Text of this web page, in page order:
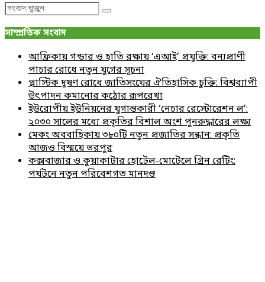
Search
Search
সাম্প্রতিক সংবাদ
আফ্রিকায় গন্ডার ও হাতি রক্ষায় ‘এআই’ প্রযুক্তি: বন্যপ্রাণী
পাচার রোধে নতুন যুগের সূচনা
প্লাস্টিক দূষণ রোধে জাতিসংঘের ঐতিহাসিক চুক্তি: বিশ্বব্যাপী
উৎপাদন কমানোর কঠোর রূপরেখা
ইউরোপীয় ইউনিয়নের যুগান্তকারী ‘নেচার রেস্টোরেশন ল’:
২০৩০ সালের মধ্যে প্রকৃতির বিশাল অংশ পুনরুদ্ধারের লক্ষ্য
মেকং অববাহিকায় ৩৮০টি নতুন প্রজাতির সন্ধান: প্রকৃতি
আজও বিস্ময়ে ভরপুর
কক্সবাজার ও কুয়াকাটার হোটেল-মোটেলে গ্রিন রেটিং:
পর্যটনে নতুন পরিবেশগত মানদণ্ড